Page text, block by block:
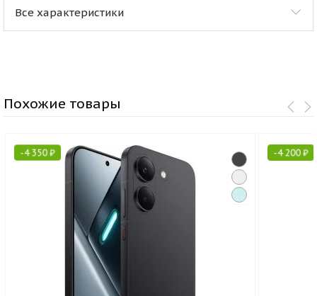
Все характеристики
Похожие товары
-4 350₽ -4 200₽